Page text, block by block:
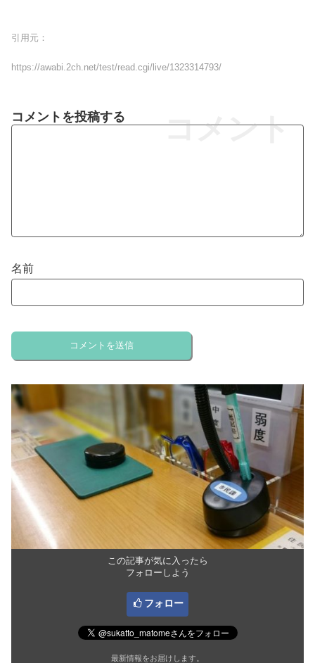
引用元：
https://awabi.2ch.net/test/read.cgi/live/1323314793/
コメント
コメントを投稿する
名前
この記事が気に入ったら
フォローしよう
フォロー
最新情報をお届けします。